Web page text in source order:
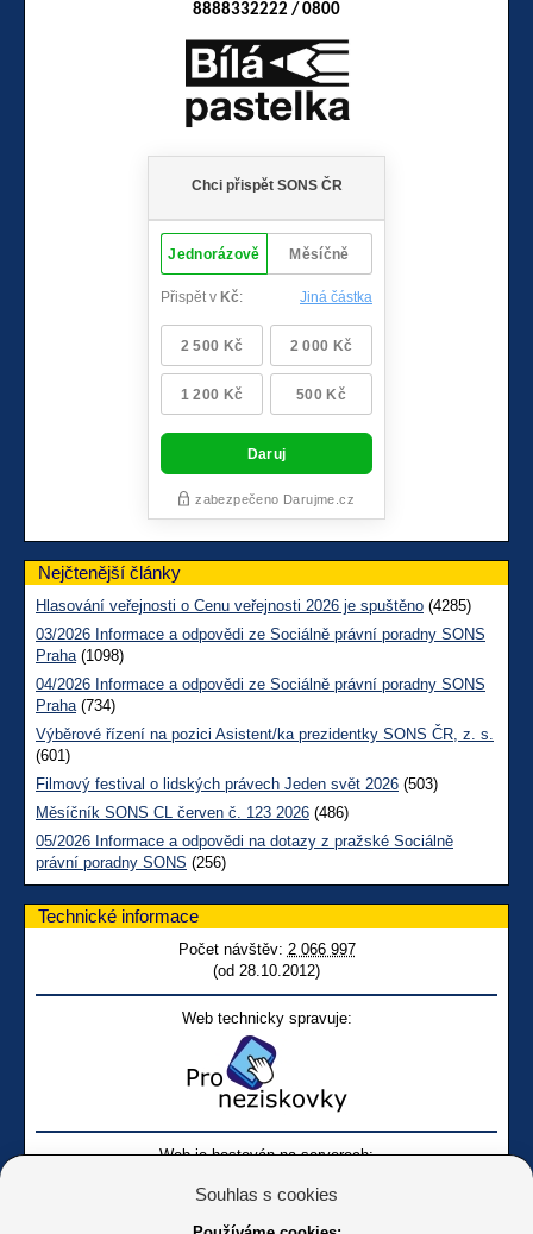
8888332222 / 0800
Nejčtenější články
Hlasování veřejnosti o Cenu veřejnosti 2026 je spuštěno (4285)
03/2026 Informace a odpovědi ze Sociálně právní poradny SONS
Praha(1098)
04/2026 Informace a odpovědi ze Sociálně právní poradny SONS
Praha(734)
Výběrové řízení na pozici Asistent/ka prezidentky SONS ČR, z. s.
(601)
Filmový festival o lidských právech Jeden svět 2026 (503)
Měsíčník SONS CL červen č. 123 2026 (486)
05/2026 Informace a odpovědi na dotazy z pražské Sociálně
právní poradny SONS (256)
Technické informace
Počet návštěv: 2 066 997
(od 28.10.2012)
Web technicky spravuje:
Web je hostován na serverech:
Souhlas s cookies